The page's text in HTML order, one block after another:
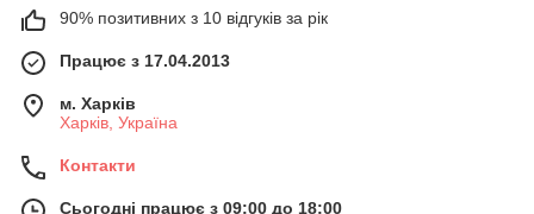
90% позитивних з 10 відгуків за рік
Працює з 17.04.2013
м. Харків
Харків, Україна
Контакти
Сьогодні працює з 09:00 до 18:00